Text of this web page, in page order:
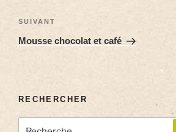
SUIVANT
Mousse chocolat et café
RECHERCHER